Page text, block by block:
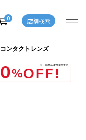
0 店舗検索
コンタクトレンズ